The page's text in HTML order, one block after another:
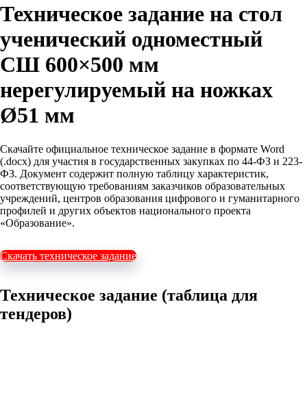
Техническое задание на стол
ученический одноместный
СШ 600×500 мм
нерегулируемый на ножках
Ø51 мм
Скачайте официальное техническое задание в формате Word
(.docx) для участия в государственных закупках по 44-ФЗ и 223-
ФЗ. Документ содержит полную таблицу характеристик,
соответствующую требованиям заказчиков образовательных
учреждений, центров образования цифрового и гуманитарного
профилей и других объектов национального проекта
«Образование».
Скачать техническое задание
Техническое задание (таблица для
тендеров)